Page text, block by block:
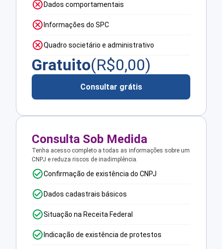
Dados comportamentais
Informações do SPC
Quadro societário e administrativo
Gratuito(R$0,00)
Consultar grátis
Consulta Sob Medida
Tenha acesso completo a todas as informações sobre um
CNPJ e reduza riscos de inadimplência.
Confirmação de existência do CNPJ
Dados cadastrais básicos
Situação na Receita Federal
Indicação de existência de protestos